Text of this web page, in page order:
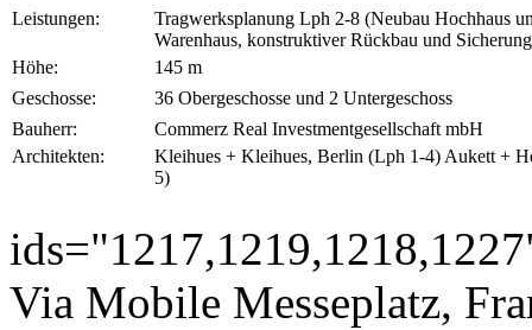
Leistungen:
Tragwerksplanung Lph 2-8 (Neubau Hochhaus
Warenhaus, konstruktiver Rückbau und
Höhe:
145 m
Geschosse:
36 Obergeschosse und 2 Untergeschoss
Bauherr:
Commerz Real Investmentgesellschaft mbH
Architekten:
Kleihues + Kleihues, Berlin (Lph 1-4) Aukett +
5)
Via Mobile Messeplatz,